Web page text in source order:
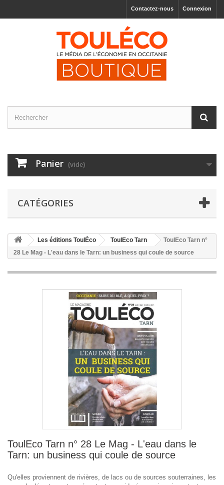
Connexion
Contactez-nous
Panier (vide)
CATÉGORIES
Les éditions ToulÉco ToulEco Tarn
ToulEco Tarn n°
28 Le Mag - L'eau dans le Tarn: un business qui coule de source
ToulEco Tarn n° 28 Le Mag - L'eau dans le
Tarn: un business qui coule de source
Qu'elles proviennent de rivières, de lacs ou de sources souterraines, les